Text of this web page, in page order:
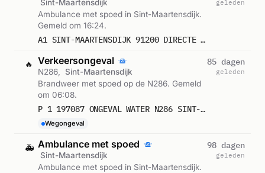
Sint-Maartensdijk
Ambulance met spoed in Sint-Maartensdijk.
Gemeld om 16:24.
A1 SINT-MAARTENSDIJK 91200 DIRECTE INZET: JA
geleden
🔥 Verkeersongeval
N286, Sint-Maartensdijk
Brandweer met spoed op de N286. Gemeld
om 06:08.
P 1 197087 ONGEVAL WATER N286 SINT-MAARTENSDIJK
Wegongeval
85 dagen
geleden
🚑 Ambulance met spoed
Sint-Maartensdijk
Ambulance met spoed in Sint-Maartensdijk.
98 dagen
geleden